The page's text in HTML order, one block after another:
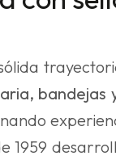
bandejas
1959